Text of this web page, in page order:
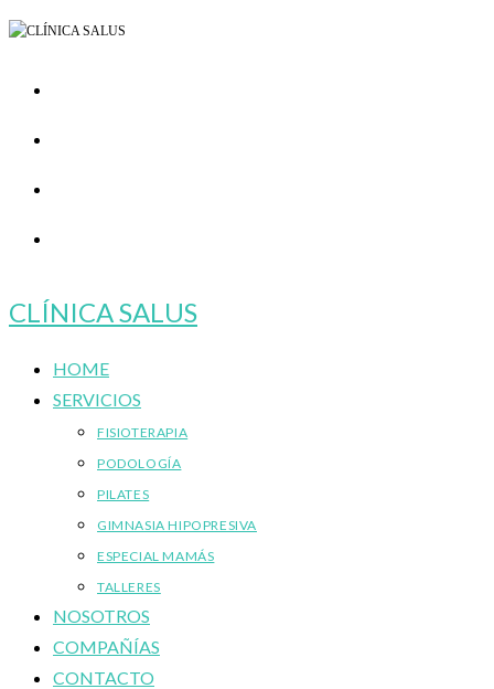
Ir
contenido
CLÍNICA SALUS
HOME
SERVICIOS
FISIOTERAPIA
PODOLOGÍA
PILATES
GIMNASIA HIPOPRESIVA
ESPECIAL MAMÁS
TALLERES
NOSOTROS
COMPAÑÍAS
CONTACTO